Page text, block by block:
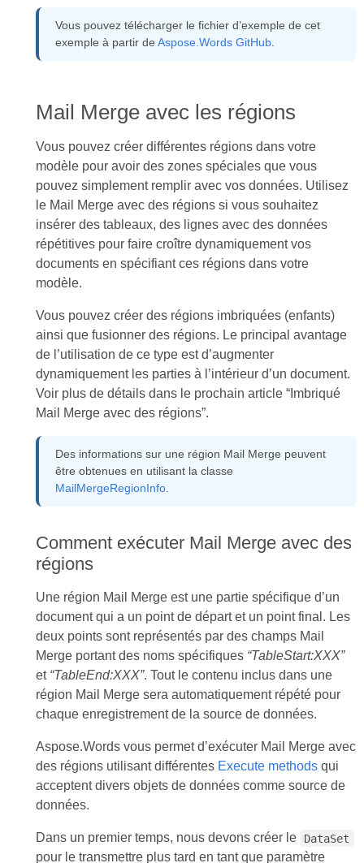
Vous pouvez télécharger le fichier d’exemple de cet
exemple à partir de Aspose.Words GitHub.
Mail Merge avec les régions
Vous pouvez créer différentes régions dans votre
modèle pour avoir des zones spéciales que vous
pouvez simplement remplir avec vos données. Utilisez
le Mail Merge avec des régions si vous souhaitez
insérer des tableaux, des lignes avec des données
répétitives pour faire croître dynamiquement vos
documents en spécifiant ces régions dans votre
modèle.
Vous pouvez créer des régions imbriquées (enfants)
ainsi que fusionner des régions. Le principal avantage
de l’utilisation de ce type est d’augmenter
dynamiquement les parties à l’intérieur d’un document.
Voir plus de détails dans le prochain article “Imbriqué
Mail Merge avec des régions”.
Des informations sur une région Mail Merge peuvent
être obtenues en utilisant la classe
MailMergeRegionInfo.
Comment exécuter Mail Merge avec des
régions
Une région Mail Merge est une partie spécifique d’un
document qui a un point de départ et un point final. Les
deux points sont représentés par des champs Mail
Merge portant des noms spécifiques “TableStart:XXX”
et “TableEnd:XXX”. Tout le contenu inclus dans une
région Mail Merge sera automatiquement répété pour
chaque enregistrement de la source de données.
Aspose.Words vous permet d’exécuter Mail Merge avec
des régions utilisant différentes Execute methodsqui
acceptent divers objets de données comme source de
données.
Dans un premier temps, nous devons créer le DataSet
pour le transmettre plus tard en tant que paramètre